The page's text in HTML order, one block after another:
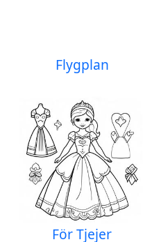
Flygplan
För Tjejer